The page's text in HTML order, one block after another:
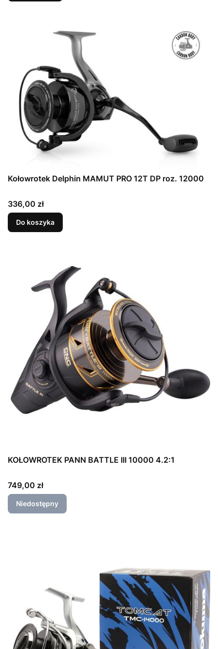
Kołowrotek Delphin MAMUT PRO 12T DP roz. 12000
Cena
336,00 zł
Do koszyka
KOŁOWROTEK PANN BATTLE III 10000 4.2:1
Cena
749,00 zł
Niedostępny